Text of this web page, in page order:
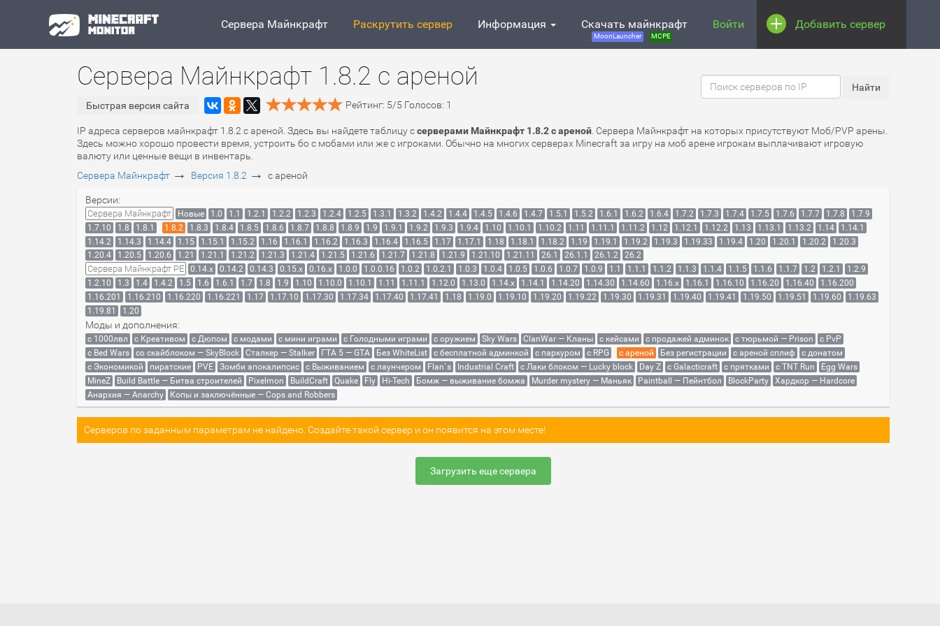
Сервера Майнкрафт Раскрутить сервер Информация Скачать майнкрафт
MoonLauncher MCPE
Войти Добавить сервер
Сервера Майнкрафт 1.8.2 с ареной
Быстрая версия сайта Рейтинг: 5/5 Голосов: 1
IP адреса серверов майнкрафт 1.8.2 с ареной. Здесь вы найдете таблицу ссерверами Майнкрафт 1.8.2 с ареной . Сервера Майнкрафт на которых присутствуют Моб/PVP арены.
Здесь можно хорошо провести время, устроить бо с мобами или же с игроками. Обычно на многих серверах Minecraft за игру на моб арене игрокам выплачивают игровую
валюту или ценные вещи в инвентарь.
Сервера Майнкрафт → Версия 1.8.2 → с ареной
Версии:
Сервера Майнкрафт Новые 1.0 1.1 1.2.1 1.2.2 1.2.3 1.2.4 1.2.5 1.3.1 1.3.2 1.4.2 1.4.4 1.4.5 1.4.6 1.4.7 1.5.1 1.5.2 1.6.1 1.6.2 1.6.4 1.7.2 1.7.3 1.7.4 1.7.5 1.7.6 1.7.7 1.7.8
1.7.9
1.7.10
1.8 1.8.1 1.8.2 1.8.3 1.8.4 1.8.5 1.8.6 1.8.7 1.8.8 1.8.9 1.9 1.9.1 1.9.2 1.9.3 1.9.4 1.10 1.10.1 1.10.2 1.11 1.11.1 1.11.2 1.12 1.12.1 1.12.2 1.13 1.13.1 1.13.2 1.14
1.14.1
1.14.2
1.14.3 1.14.4 1.15 1.15.1 1.15.2 1.16 1.16.1 1.16.2 1.16.3 1.16.4 1.16.5 1.17 1.17.1 1.18 1.18.1 1.18.2 1.19 1.19.1 1.19.2 1.19.3 1.19.33 1.19.4 1.20 1.20.1 1.20.2
1.20.3
1.20.4
1.20.5 1.20.6 1.21 1.21.1 1.21.2 1.21.3 1.21.4 1.21.5 1.21.6 1.21.7 1.21.8 1.21.9 1.21.10 1.21.11 26.1 26.1.1 26.1.2 26.2
Сервера Майнкрафт PE 0.14.x 0.14.2 0.14.3 0.15.x 0.16.x 1.0.0 1.0.0.16 1.0.2 1.0.2.1 1.0.3 1.0.4 1.0.5 1.0.6 1.0.7 1.0.9 1.1 1.1.1 1.1.2 1.1.3 1.1.4 1.1.5 1.1.6 1.1.7 1.2 1.2.1
1.2.9
1.2.10
1.3 1.4 1.4.2 1.5 1.6 1.6.1 1.7 1.8 1.9 1.10 1.10.0 1.10.1 1.11 1.11.1 1.12.0 1.13.0 1.14.x 1.14.1 1.14.20 1.14.30 1.14.60 1.16.x 1.16.1 1.16.10 1.16.20 1.16.40
1.16.200
1.16.201
1.16.210 1.16.220 1.16.221 1.17 1.17.10 1.17.30 1.17.34 1.17.40 1.17.41 1.18 1.19.0 1.19.10 1.19.20 1.19.22 1.19.30 1.19.31 1.19.40 1.19.41 1.19.50 1.19.51 1.19.60
1.19.63
1.19.81
1.20
Моды и дополнения:
с 1000лвл c Креативом с Дюпом с модами с мини играми с Голодными играми с оружием Sky Wars ClanWar — Кланы с кейсами с продажей админок с тюрьмой — Prison
с PvP
с Bed Wars
со скайблоком — SkyBlock Сталкер — Stalker ГТА 5 — GTA Без WhiteList с бесплатной админкой с паркуром с RPG с ареной Без регистрации с ареной сплиф
с донатом
с Экономикой
пиратские PVE Зомби апокалипсис с Выживанием с лаунчером Flan`s Industrial Craft с Лаки блоком — Lucky block Day Z с Galacticraft с прятками с TNT Run
Egg Wars
MineZ
Build Battle — Битва строителей Pixelmon BuildCraft Quake Fly Hi-Tech Бомж — выживание бомжа Murder mystery — Маньяк Paintball — Пейнтбол BlockParty
Хардкор — Hardcore
Анархия — Anarchy
Копы и заключённые — Cops and Robbers
Серверов по заданным параметрам не найдено. Создайте такой сервер и он появится на этом месте!
Загрузить еще сервера